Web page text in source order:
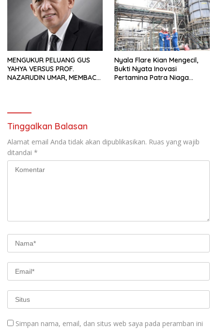
MENGUKUR PELUANG GUS
YAHYA VERSUS PROF.
NAZARUDIN UMAR, MEMBACA
Nyala Flare Kian Mengecil,
Bukti Nyata Inovasi
Pertamina Patra Niaga
Tinggalkan Balasan
Alamat email Anda tidak akan dipublikasikan. Ruas yang wajib
ditandai *
Simpan nama, email, dan situs web saya pada peramban ini